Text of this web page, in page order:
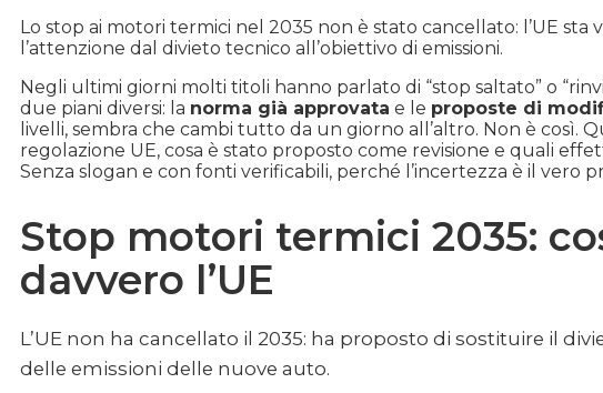
Lo stop ai motori termici nel 2035 non è stato cancellato: l’UE sta
l’attenzione dal divieto tecnico all’obiettivo di emissioni.
Negli ultimi giorni molti titoli hanno parlato di “stop saltato” o
due piani diversi: la norma già approvata e le proposte di
livelli, sembra che cambi tutto da un giorno all’altro. Non è così.
regolazione UE, cosa è stato proposto come revisione e quali
Senza slogan e con fonti verificabili, perché l’incertezza è il vero
Stop motori termici 2035:
davvero l’UE
L’UE non ha cancellato il 2035: ha proposto di sostituire il
delle emissioni delle nuove auto.